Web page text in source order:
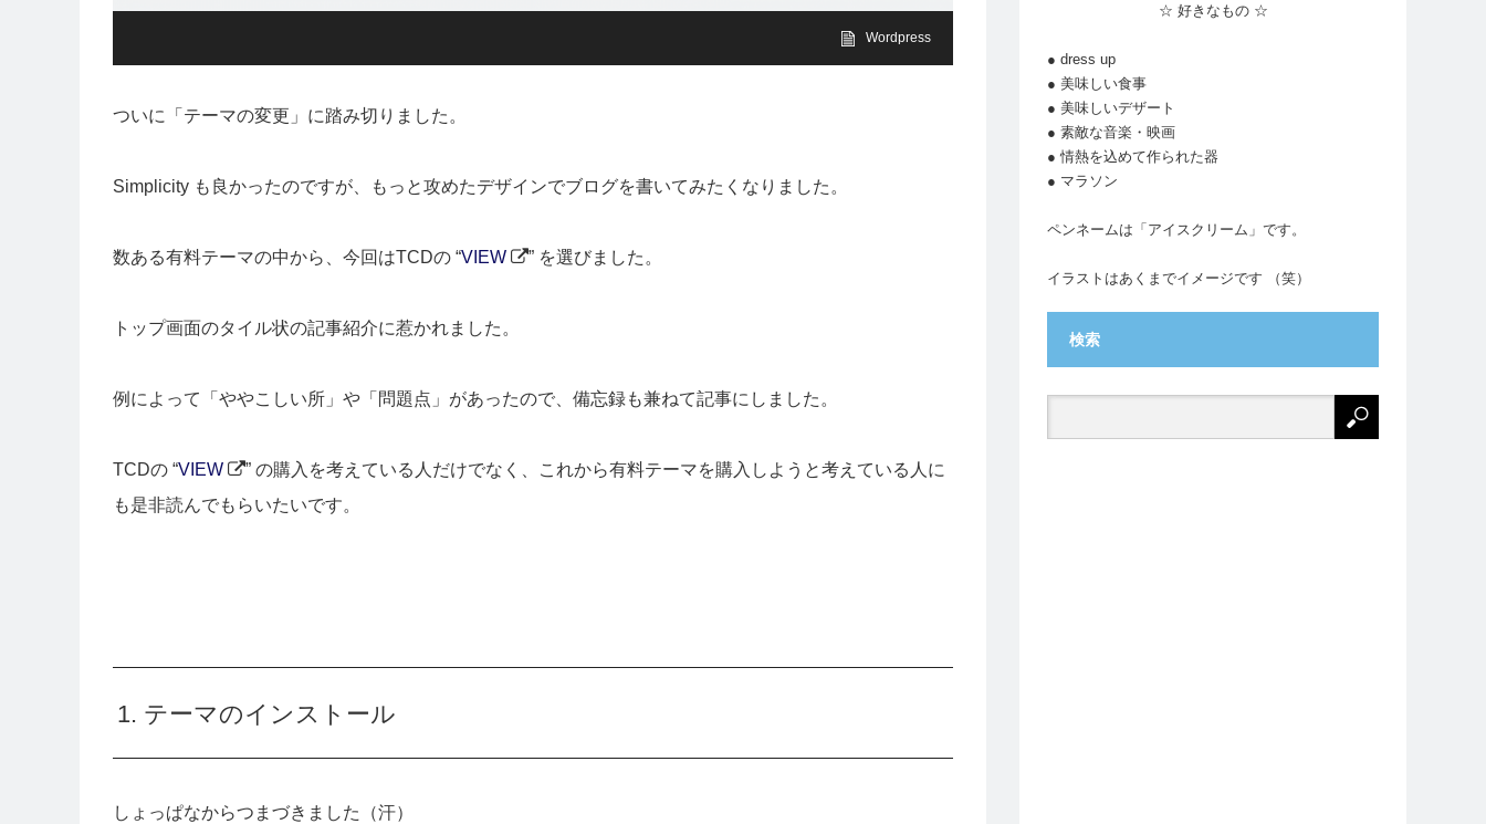
Wordpress
ついに「テーマの変更」に踏み切りました。
Simplicity も良かったのですが、もっと攻めたデザインでブログを書いてみたくなりました。
数ある有料テーマの中から、今回はTCDの “VIEW ” を選びました。
トップ画面のタイル状の記事紹介に惹かれました。
例によって「ややこしい所」や「問題点」があったので、備忘録も兼ねて記事にしました。
TCDの “VIEW
” の購入を考えている人だけでなく、これから有料テーマを購入しようと考えている人に
も是非読んでもらいたいです。
1. テーマのインストール
しょっぱなからつまづきました（汗）
☆ 好きなもの ☆
● dress up
● 美味しい食事
● 美味しいデザート
● 素敵な音楽・映画
● 情熱を込めて作られた器
● マラソン
ペンネームは「アイスクリーム」です。
イラストはあくまでイメージです （笑）
検索